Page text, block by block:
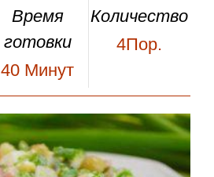
Время
готовки
40 Минут
Количество
4Пор.